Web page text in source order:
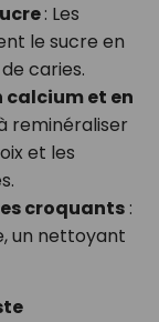
: Les
le sucre en
caries.
calcium et en
reminéraliser
et les
croquants:
un nettoyant